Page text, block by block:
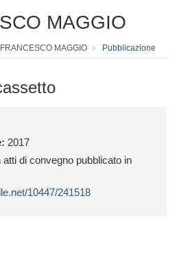
MAGGIO
FRANCESCO MAGGIO Pubblicazione
2017
atti di convegno pubblicato in
10447/241518